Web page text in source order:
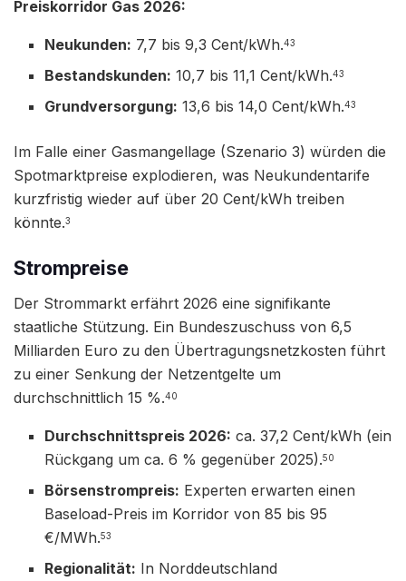
Preiskorridor Gas 2026:
Neukunden: 7,7 bis 9,3 Cent/kWh.43
Bestandskunden: 10,7 bis 11,1 Cent/kWh.43
Grundversorgung: 13,6 bis 14,0 Cent/kWh.43
Im Falle einer Gasmangellage (Szenario 3) würden die
Spotmarktpreise explodieren, was Neukundentarife
kurzfristig wieder auf über 20 Cent/kWh treiben
könnte.3
Strompreise
Der Strommarkt erfährt 2026 eine signifikante
staatliche Stützung. Ein Bundeszuschuss von 6,5
Milliarden Euro zu den Übertragungsnetzkosten führt
zu einer Senkung der Netzentgelte um
durchschnittlich 15 %.40
Durchschnittspreis 2026: ca. 37,2 Cent/kWh (ein
Rückgang um ca. 6 % gegenüber 2025).50
Börsenstrompreis: Experten erwarten einen
Baseload-Preis im Korridor von 85 bis 95
€/MWh.53
Regionalität: In Norddeutschland